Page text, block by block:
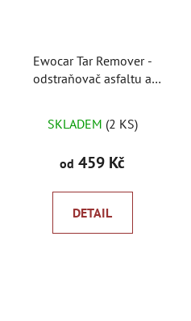
Ewocar Tar Remover -
odstraňovač asfaltu a
SKLADEM (2 KS)
od 459 Kč
DETAIL